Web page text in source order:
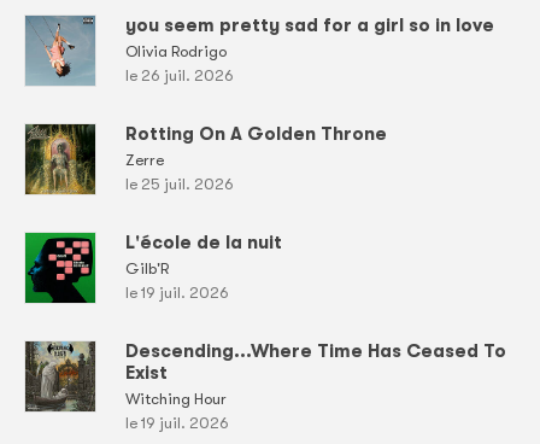
you seem pretty sad for a girl so in love
Olivia Rodrigo
le 26 juil. 2026
Rotting On A Golden Throne
Zerre
le 25 juil. 2026
L'école de la nuit
Gilb'R
le 19 juil. 2026
Descending...Where Time Has Ceased To
Exist
Witching Hour
le 19 juil. 2026